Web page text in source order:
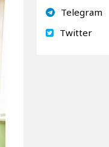
Telegram
Twitter